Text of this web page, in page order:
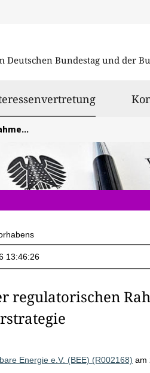
Deutschen Bundestag und der
regulatorischen
Energie e.V. (BEE) (R002168) am